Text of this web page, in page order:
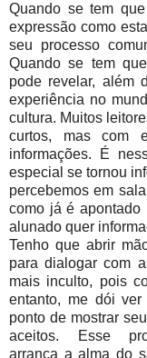
Quando se tem
expressão como
seu processo
Quando se tem
pode revelar, além
experiência no
cultura. Muitos
curtos, mas com
informações. É
especial se tornou
percebemos em
como já é apontado
alunado quer
Tenho que abrir
para dialogar com
mais inculto, pois
entanto, me dói
ponto de mostrar
aceitos. Esse
arranca a alma do